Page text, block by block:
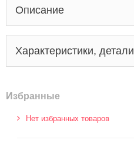
Описание
Характеристики, детали
Избранные
Нет избранных товаров